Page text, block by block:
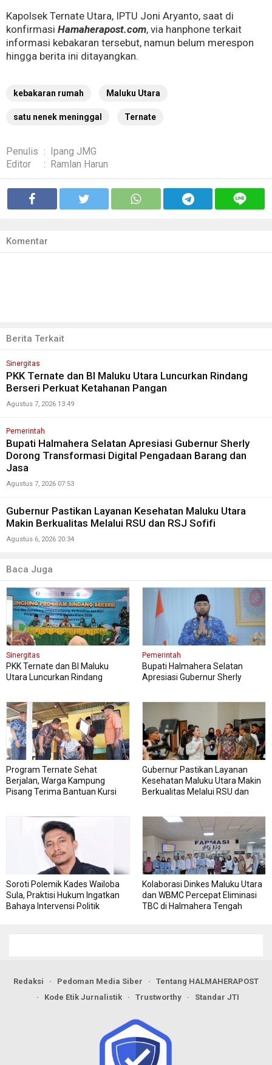
Kapolsek Ternate Utara, IPTU Joni Aryanto, saat di
konfirmasi Hamaherapost.com, via hanphone terkait
informasi kebakaran tersebut, namun belum merespon
hingga berita ini ditayangkan.
kebakaran rumah Maluku Utara
satu nenek meninggal Ternate
Penulis : Ipang JMG
Editor
: Ramlan Harun
Komentar
Berita Terkait
Sinergitas
PKK Ternate dan BI Maluku Utara Luncurkan Rindang
Berseri Perkuat Ketahanan Pangan
Agustus 7, 2026 13:49
Pemerintah
Bupati Halmahera Selatan Apresiasi Gubernur Sherly
Dorong Transformasi Digital Pengadaan Barang dan
Jasa
Agustus 7, 2026 07:53
Gubernur Pastikan Layanan Kesehatan Maluku Utara
Makin Berkualitas Melalui RSU dan RSJ Sofifi
Agustus 6, 2026 20:34
Baca Juga
Sinergitas
PKK Ternate dan BI Maluku
Utara Luncurkan Rindang
Pemerintah
Bupati Halmahera Selatan
Apresiasi Gubernur Sherly
Program Ternate Sehat
Berjalan, Warga Kampung
Pisang Terima Bantuan Kursi
Gubernur Pastikan Layanan
Kesehatan Maluku Utara Makin
Berkualitas Melalui RSU dan
Soroti Polemik Kades Wailoba
Sula, Praktisi Hukum Ingatkan
Bahaya Intervensi Politik
Kolaborasi Dinkes Maluku Utara
dan WBMC Percepat Eliminasi
TBC di Halmahera Tengah
Redaksi Pedoman Media Siber
Tentang HALMAHERAPOST
Kode Etik Jurnalistik
Trustworthy Standar JTI